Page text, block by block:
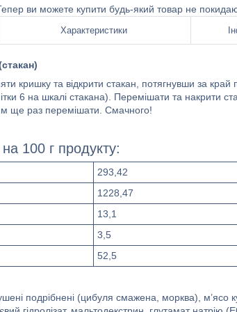
ви можете купити будь-який товар не
Характеристики
кришку та відкрити стакан, потягнувши за край
6 на шкалі стакана). Перемішати та накрити
ще раз перемішати. Смачного!
на 100 г продукту:
293,42
1228,47
13,1
3,5
52,5
подрібнені (цибуля смажена, морква),